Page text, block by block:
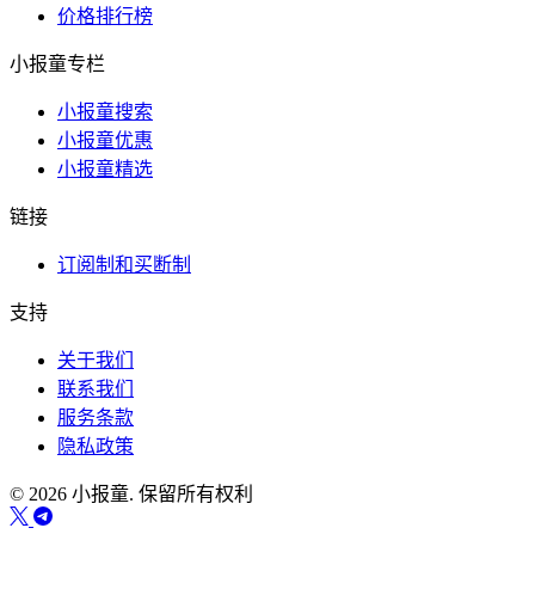
价格排行榜
小报童专栏
小报童搜索
小报童优惠
小报童精选
链接
订阅制和买断制
支持
关于我们
联系我们
服务条款
隐私政策
© 2026 小报童. 保留所有权利